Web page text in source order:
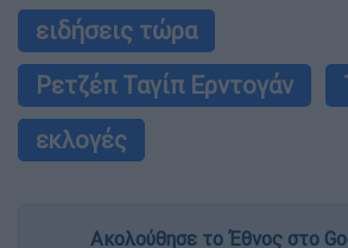
ειδήσεις τώρα
Ρετζέπ Ταγίπ Ερντογάν
εκλογές
Ακολούθησε το Έθνος στο